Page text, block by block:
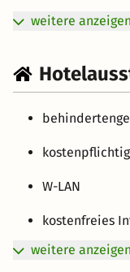
weitere anzeigen
W-LAN
kostenfreies
weitere anzeigen